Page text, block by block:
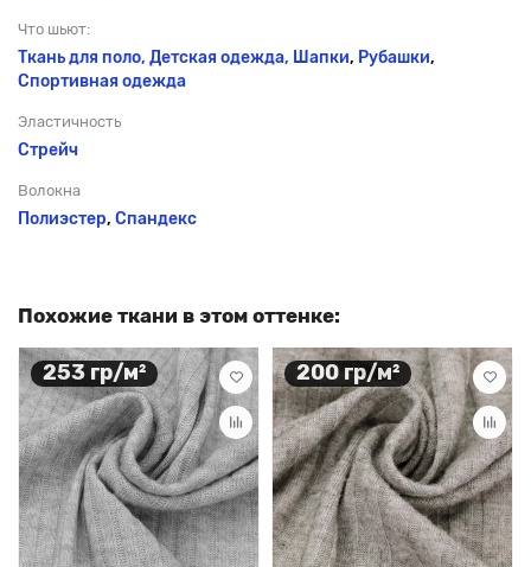
Что шьют:
Ткань для поло, Детская одежда, Шапки, Рубашки,
Спортивная одежда
Эластичность
Стрейч
Волокна
Полиэстер, Спандекс
Похожие ткани в этом оттенке:
253 гр/м² 200 гр/м²